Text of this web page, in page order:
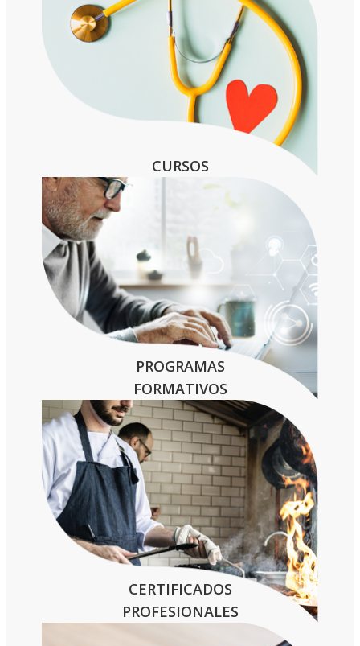
CURSOS
PROGRAMAS
FORMATIVOS
CERTIFICADOS
PROFESIONALES